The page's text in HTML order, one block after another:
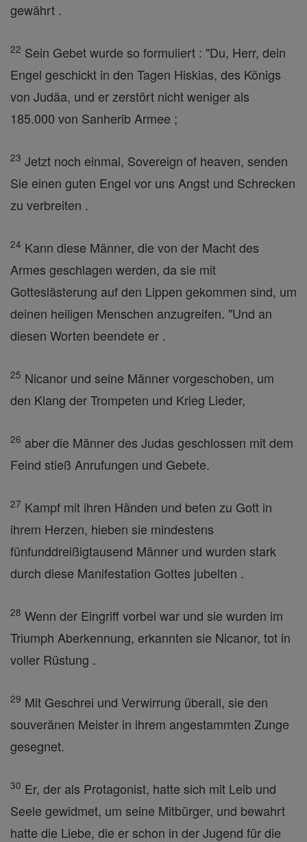
gewährt .
22 Sein Gebet wurde so formuliert : "Du, Herr, dein
Engel geschickt in den Tagen Hiskias, des Königs
von Judäa, und er zerstört nicht weniger als
185.000 von Sanherib Armee ;
23 Jetzt noch einmal, Sovereign of heaven, senden
Sie einen guten Engel vor uns Angst und Schrecken
zu verbreiten .
24 Kann diese Männer, die von der Macht des
Armes geschlagen werden, da sie mit
Gotteslästerung auf den Lippen gekommen sind, um
deinen heiligen Menschen anzugreifen. "Und an
diesen Worten beendete er .
25 Nicanor und seine Männer vorgeschoben, um
den Klang der Trompeten und Krieg Lieder,
26 aber die Männer des Judas geschlossen mit dem
Feind stieß Anrufungen und Gebete.
27 Kampf mit ihren Händen und beten zu Gott in
ihrem Herzen, hieben sie mindestens
fünfunddreißigtausend Männer und wurden stark
durch diese Manifestation Gottes jubelten .
28 Wenn der Eingriff vorbei war und sie wurden im
Triumph Aberkennung, erkannten sie Nicanor, tot in
voller Rüstung .
29 Mit Geschrei und Verwirrung überall, sie den
souveränen Meister in ihrem angestammten Zunge
gesegnet.
30 Er, der als Protagonist, hatte sich mit Leib und
Seele gewidmet, um seine Mitbürger, und bewahrt
hatte die Liebe, die er schon in der Jugend für die